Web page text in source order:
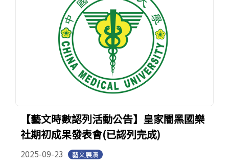
【藝文時數認列活動公告】皇家闇黑國樂
社期初成果發表會(已認列完成)
2025-09-23 藝文展演